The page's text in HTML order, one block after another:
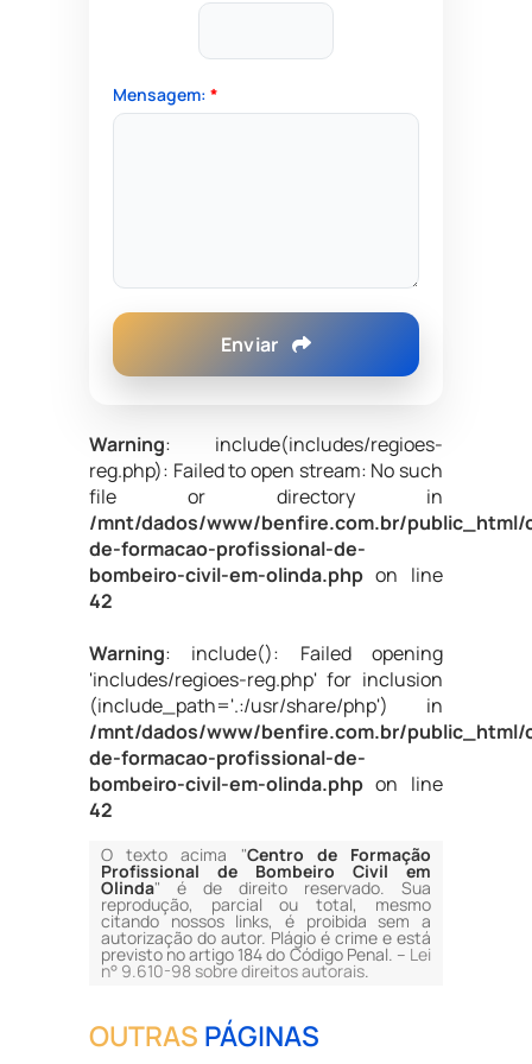
Mensagem: *
Enviar
Warning: include(includes/regioes-
reg.php): Failed to open stream: No such
file or directory in
/mnt/dados/www/benfire.com.br/public_html/
de-formacao-profissional-de-
bombeiro-civil-em-olinda.phpon line
42
Warning: include(): Failed opening
'includes/regioes-reg.php' for inclusion
(include_path='.:/usr/share/php') in
/mnt/dados/www/benfire.com.br/public_html/
de-formacao-profissional-de-
bombeiro-civil-em-olinda.phpon line
42
O texto acima "Centro de Formação
Profissional de Bombeiro Civil em
Olinda" é de direito reservado. Sua
reprodução, parcial ou total, mesmo
citando nossos links, é proibida sem a
autorização do autor. Plágio é crime e está
previsto no artigo 184 do Código Penal. – Lei
n° 9.610-98 sobre direitos autorais.
OUTRAS PÁGINAS